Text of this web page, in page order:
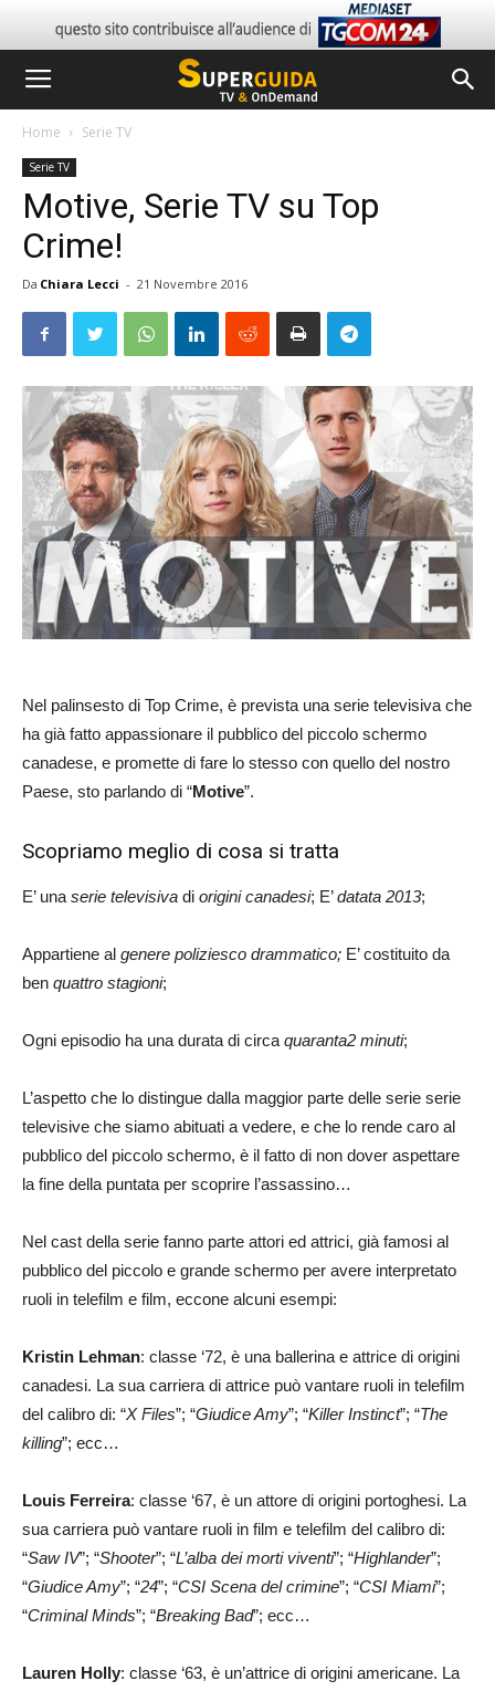
Home Serie TV
Serie TV
Motive, Serie TV su Top
Crime!
Da Chiara Lecci - 21 Novembre 2016
Nel palinsesto di Top Crime, è prevista una serie televisiva che
ha già fatto appassionare il pubblico del piccolo schermo
canadese, e promette di fare lo stesso con quello del nostro
Paese, sto parlando di “Motive”.
Scopriamo meglio di cosa si tratta
E’ una serie televisiva di origini canadesi; E’datata 2013;
Appartiene al genere poliziesco drammatico; E’ costituito da
ben quattro stagioni;
Ogni episodio ha una durata di circa quaranta2 minuti;
L’aspetto che lo distingue dalla maggior parte delle serie serie
televisive che siamo abituati a vedere, e che lo rende caro al
pubblico del piccolo schermo, è il fatto di non dover aspettare
la fine della puntata per scoprire l’assassino…
Nel cast della serie fanno parte attori ed attrici, già famosi al
pubblico del piccolo e grande schermo per avere interpretato
ruoli in telefilm e film, eccone alcuni esempi:
Kristin Lehman: classe ‘72, è una ballerina e attrice di origini
canadesi. La sua carriera di attrice può vantare ruoli in telefilm
del calibro di: “X Files”; “Giudice Amy”; “Killer Instinct”; “The
killing”; ecc…
Louis Ferreira: classe ‘67, è un attore di origini portoghesi. La
sua carriera può vantare ruoli in film e telefilm del calibro di:
“Saw IV”; “Shooter”; “L’alba dei morti viventi”; “Highlander”;
“Giudice Amy”; “24”; “CSI Scena del crimine”; “CSI Miami”;
“Criminal Minds”; “Breaking Bad”; ecc…
Lauren Holly: classe ‘63, è un’attrice di origini americane. La